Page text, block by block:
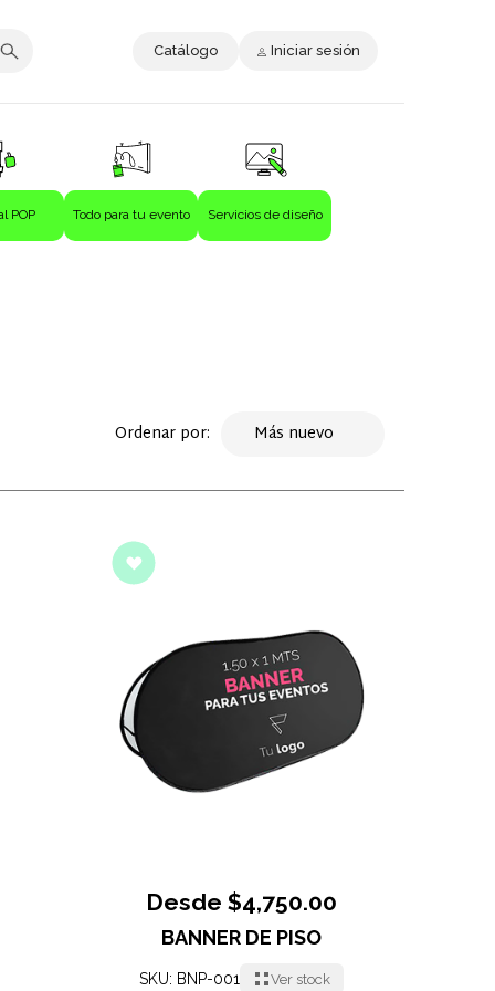
Catálogo Iniciar sesión
POP Todo para tu evento Servicios de diseño
Ordenar por:
Desde $4,750.00
BANNER DE PISO
SKU: BNP-001 Ver stock